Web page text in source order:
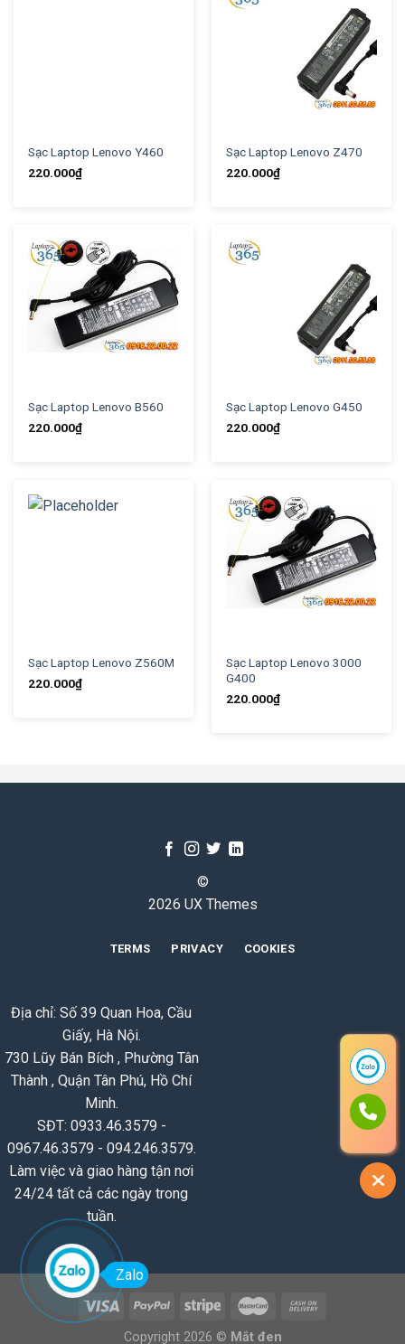
Sạc Laptop Lenovo Y460
220.000₫
Sạc Laptop Lenovo Z470
220.000₫
Sạc Laptop Lenovo B560
220.000₫
Sạc Laptop Lenovo G450
220.000₫
Sạc Laptop Lenovo Z560M
220.000₫
Sạc Laptop Lenovo 3000
G400
220.000₫
©
2026 UX Themes
TERMS PRIVACY COOKIES
Địa chỉ: Số 39 Quan Hoa, Cầu
Giấy, Hà Nội.
730 Lũy Bán Bích , Phường Tân
Thành , Quận Tân Phú, Hồ Chí
Minh.
SĐT: 0933.46.3579 -
0967.46.3579 - 094.246.3579.
Làm việc và giao hàng tận nơi
24/24 tất cả các ngày trong
tuần.
Copyright 2026 © Mắt đen
Zalo